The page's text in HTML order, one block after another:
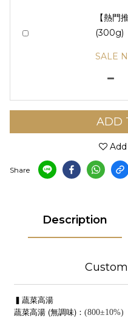
【熱門
(300g)
SALE
ADD
Share
Description
▍蔬菜高湯
蔬菜高湯 (無調味)： (800±10%)